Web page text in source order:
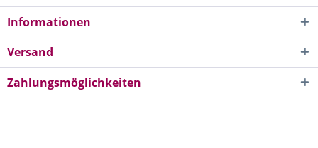
Informationen
Versand
Zahlungsmöglichkeiten